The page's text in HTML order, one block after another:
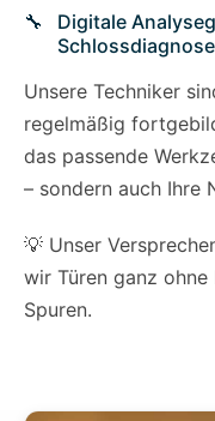
Digitale
Schlossdiagnose
Unsere Techniker
regelmäßig
das passende
– sondern auch Ihre
💡 Unser
wir Türen ganz
Spuren.